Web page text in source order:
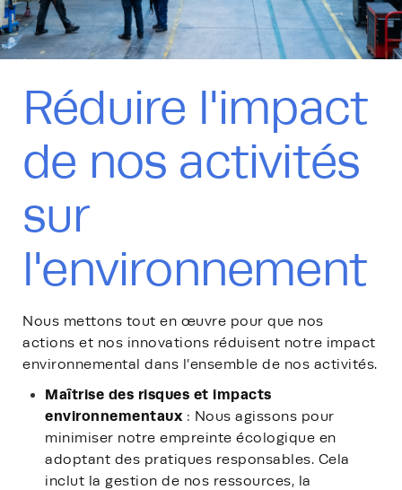
Réduire l'impact
de nos activités
sur
l'environnement
Nous mettons tout en œuvre pour que nos
actions et nos innovations réduisent notre impact
environnemental dans l’ensemble de nos activités.
Maîtrise des risques et impacts
environnementaux : Nous agissons pour
minimiser notre empreinte écologique en
adoptant des pratiques responsables. Cela
inclut la gestion de nos ressources, la